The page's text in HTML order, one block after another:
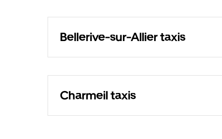
Bellerive-sur-Allier taxis
Charmeil taxis